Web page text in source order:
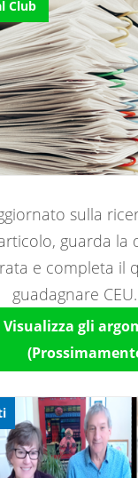
Club
sulla
guarda la
e completa il
guadagnare CEU.
Visualizza gli